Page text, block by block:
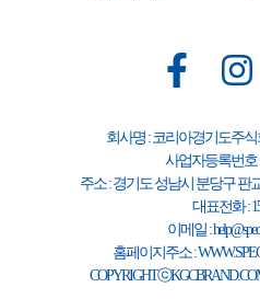
회사명 : 코리아경기도주
사업자등록번호 :
주소 : 경기도 성남시 분당구 판
대표전화 :
이메일 :
홈페이지주소 :